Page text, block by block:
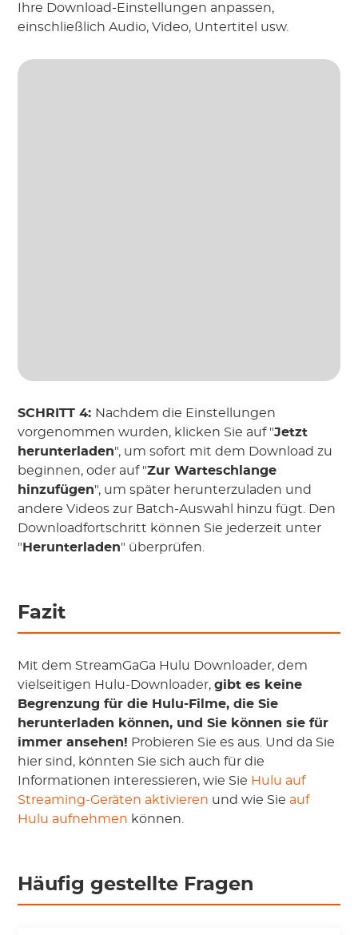
Ihre Download-Einstellungen anpassen,
einschließlich Audio, Video, Untertitel usw.
SCHRITT 4: Nachdem die Einstellungen
vorgenommen wurden, klicken Sie auf "Jetzt
herunterladen", um sofort mit dem Download zu
beginnen, oder auf "Zur Warteschlange
hinzufügen", um später herunterzuladen und
andere Videos zur Batch-Auswahl hinzu fügt. Den
Downloadfortschritt können Sie jederzeit unter
" Herunterladen" überprüfen.
Fazit
Mit dem StreamGaGa Hulu Downloader, dem
vielseitigen Hulu-Downloader,gibt es keine
Begrenzung für die Hulu-Filme, die Sie
herunterladen können, und Sie können sie für
immer ansehen! Probieren Sie es aus. Und da Sie
hier sind, könnten Sie sich auch für die
Informationen interessieren, wie Sie Hulu auf
Streaming-Geräten aktivieren und wie Sie auf
Hulu aufnehmen können.
Häufig gestellte Fragen